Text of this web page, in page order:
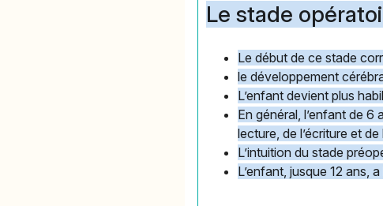
Le stade
Le début de ce stade
le développement
L’enfant devient plus
En général, l’enfant de 6
lecture, de l’écriture et de
L’intuition du stade
L’enfant, jusque 12 ans,